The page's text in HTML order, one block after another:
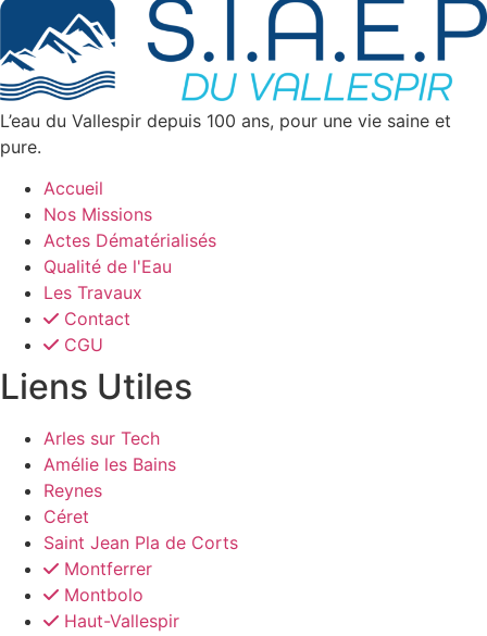
L’eau du Vallespir depuis 100 ans, pour une vie saine et
pure.
Accueil
Nos Missions
Actes Dématérialisés
Qualité de l'Eau
Les Travaux
Contact
CGU
Liens Utiles
Arles sur Tech
Amélie les Bains
Reynes
Céret
Saint Jean Pla de Corts
Montferrer
Montbolo
Haut-Vallespir